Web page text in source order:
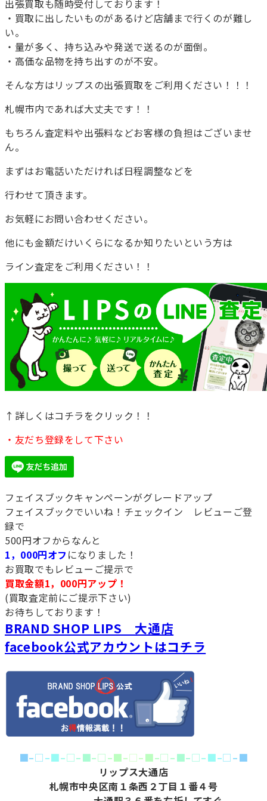
出張買取も随時受付しております！
・買取に出したいものがあるけど店舗まで行くのが難し
い。
・量が多く、持ち込みや発送で送るのが面倒。
・高価な品物を持ち出すのが不安。
そんな方はリップスの出張買取をご利用ください！！！
札幌市内であれば大丈夫です！！
もちろん査定料や出張料などお客様の負担はございませ
ん。
まずはお電話いただければ日程調整などを
行わせて頂きます。
お気軽にお問い合わせください。
他にも金額だけいくらになるか知りたいという方は
ライン査定をご利用ください！！
↑詳しくはコチラをクリック！！
・友だち登録をして下さい
フェイスブックキャンペーンがグレードアップ
フェイスブックでいいね！チェックイン レビューご登
録で
500円オフからなんと
1，000円オフ になりました！
お買取でもレビューご提示で
買取金額1，000円アップ！
(買取査定前にご提示下さい)
お待ちしております！
BRAND SHOP LIPS 大通店
facebook公式アカウントはコチラ
■–□–■–□–■–□–■–□–■–□–■–□–■–□–■
リップス大通店
札幌市中央区南１条西２丁目１番４号